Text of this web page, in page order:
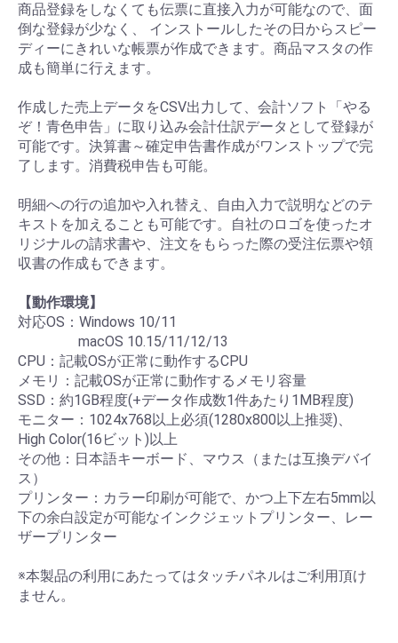
商品登録をしなくても伝票に直接入力が可能なので、面
倒な登録が少なく、 インストールしたその日からスピー
ディーにきれいな帳票が作成できます。商品マスタの作
成も簡単に行えます。
作成した売上データをCSV出力して、会計ソフト「やる
ぞ！青色申告」に取り込み会計仕訳データとして登録が
可能です。決算書～確定申告書作成がワンストップで完
了します。消費税申告も可能。
明細への行の追加や入れ替え、自由入力で説明などのテ
キストを加えることも可能です。自社のロゴを使ったオ
リジナルの請求書や、注文をもらった際の受注伝票や領
収書の作成もできます。
【動作環境】
対応OS：Windows 10/11
macOS 10.15/11/12/13
CPU：記載OSが正常に動作するCPU
メモリ：記載OSが正常に動作するメモリ容量
SSD：約1GB程度(+データ作成数1件あたり1MB程度)
モニター：1024x768以上必須(1280x800以上推奨)、
High Color(16ビット)以上
その他：日本語キーボード、マウス（または互換デバイ
ス）
プリンター：カラー印刷が可能で、かつ上下左右5mm以
下の余白設定が可能なインクジェットプリンター、レー
ザープリンター
※本製品の利用にあたってはタッチパネルはご利用頂け
ません。